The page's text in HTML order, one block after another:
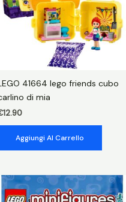
41664 lego friends cubo
di mia
12.90
Aggiungi Al Carrello